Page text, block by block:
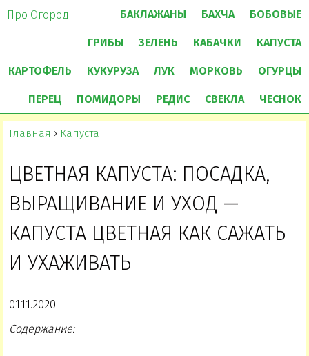
Про Огород БАКЛАЖАНЫ БАХЧА БОБОВЫЕ
ГРИБЫ ЗЕЛЕНЬ КАБАЧКИ КАПУСТА
КАРТОФЕЛЬ КУКУРУЗА ЛУК МОРКОВЬ ОГУРЦЫ
ПЕРЕЦ ПОМИДОРЫ РЕДИС СВЕКЛА ЧЕСНОК
Главная › Капуста
ЦВЕТНАЯ КАПУСТА: ПОСАДКА,
ВЫРАЩИВАНИЕ И УХОД —
КАПУСТА ЦВЕТНАЯ КАК САЖАТЬ
И УХАЖИВАТЬ
01.11.2020
Содержание: